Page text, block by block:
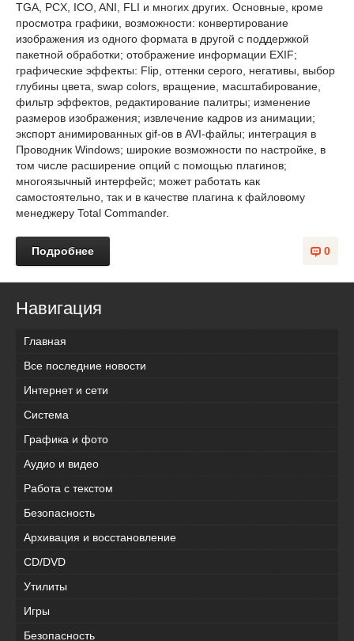
TGA, PCX, ICO, ANI, FLI и многих других. Основные, кроме
просмотра графики, возможности: конвертирование
изображения из одного формата в другой с поддержкой
пакетной обработки; отображение информации EXIF;
графические эффекты: Flip, оттенки серого, негативы, выбор
глубины цвета, swap colors, вращение, масштабирование,
фильтр эффектов, редактирование палитры; изменение
размеров изображения; извлечение кадров из анимации;
экспорт анимированных gif-ов в AVI-файлы; интеграция в
Проводник Windows; широкие возможности по настройке, в
том числе расширение опций с помощью плагинов;
многоязычный интерфейс; может работать как
самостоятельно, так и в качестве плагина к файловому
менеджеру Total Commander.
0
Подробнее
Навигация
Главная
Все последние новости
Интернет и сети
Система
Графика и фото
Аудио и видео
Работа с текстом
Безопасность
Архивация и восстановление
CD/DVD
Утилиты
Игры
Безопасность